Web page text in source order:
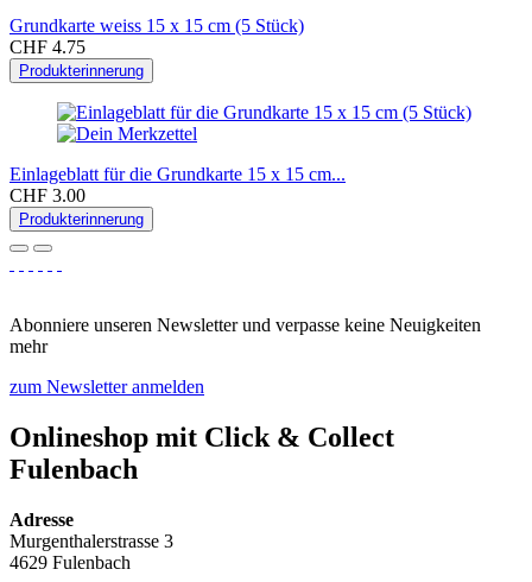
Grundkarte weiss 15 x 15 cm (5 Stück)
CHF 4.75
Produkterinnerung
Einlageblatt für die Grundkarte 15 x 15 cm...
CHF 3.00
Produkterinnerung
Abonniere unseren Newsletter und verpasse keine Neuigkeiten
mehr
zum Newsletter anmelden
Onlineshop mit Click & Collect
Fulenbach​
Adresse
Murgenthalerstrasse 3
4629 Fulenbach